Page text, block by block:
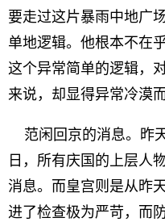
要走过这片暴雨中地广
单地逻辑。他根本不在
这个异常简单的逻辑，
来说，却显得异常冷漠而
范闲回京的消息。昨
日，所有庆国的上层人
消息。而皇宫则是从昨
进了检查极为严苛，而